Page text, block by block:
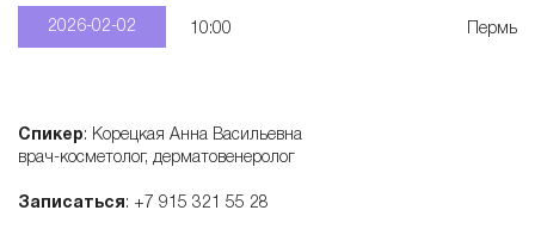
2026-02-02 10:00 Пермь
Спикер: Корецкая Анна Васильевна
врач-косметолог, дерматовенеролог
Записаться: +7 915 321 55 28